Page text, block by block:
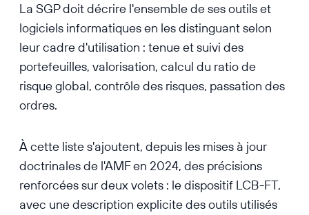
La SGP doit décrire l'ensemble de ses outils et
logiciels informatiques en les distinguant selon
leur cadre d'utilisation : tenue et suivi des
portefeuilles, valorisation, calcul du ratio de
risque global, contrôle des risques, passation des
ordres.
À cette liste s'ajoutent, depuis les mises à jour
doctrinales de l'AMF en 2024, des précisions
renforcées sur deux volets : le dispositif LCB-FT,
avec une description explicite des outils utilisés